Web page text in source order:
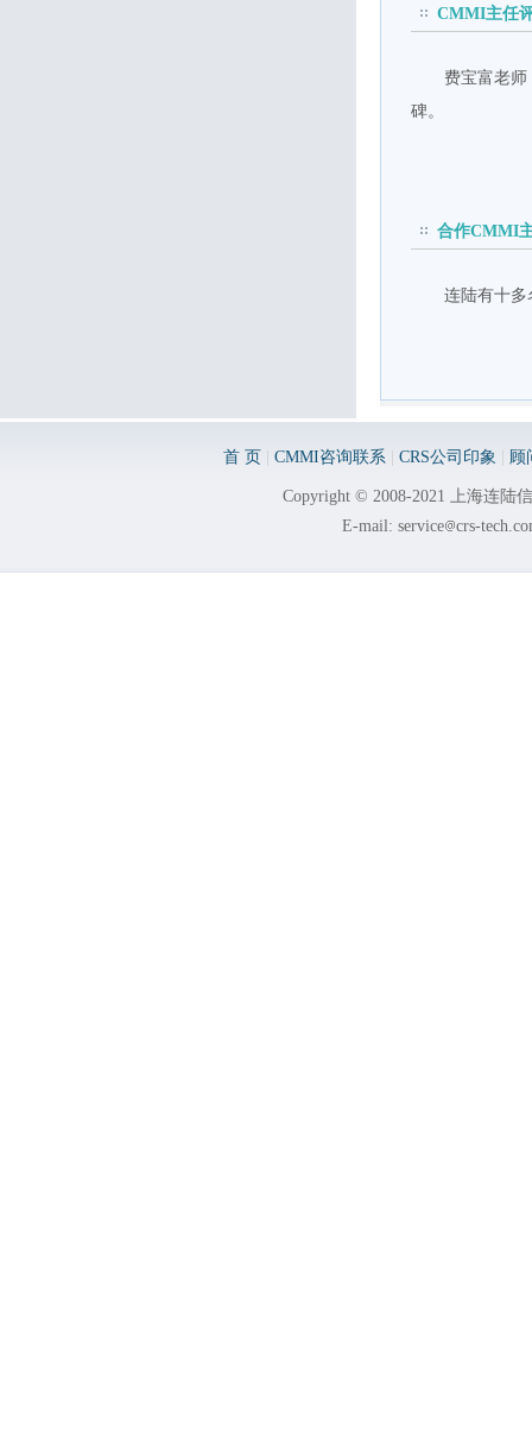
CMMI主任
费宝富老
碑。
合作CMMI
连陆有十多
首 页 CMMI咨询联系 CRS公司印象 顾
Copyright © 2008-2021 上海连陆
E-mail: service
crs-